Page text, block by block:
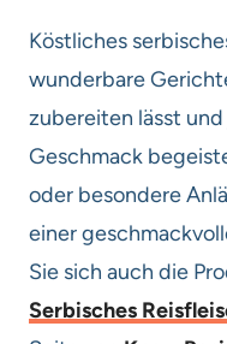
Köstliches
wunderbare
zubereiten lässt
Geschmack
oder besondere
einer
Sie sich auch die
Serbisches